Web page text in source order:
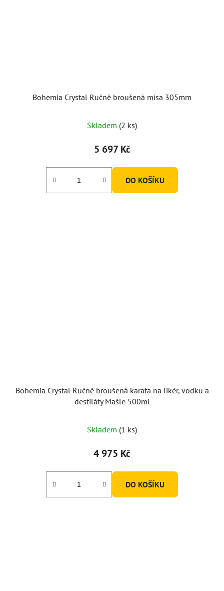
Bohemia Crystal Ručně broušená mísa 305mm
Skladem (2 ks)
5 697 Kč
DO KOŠÍKU
Bohemia Crystal Ručně broušená karafa na likér, vodku a
destiláty Mašle 500ml
Skladem (1 ks)
4 975 Kč
DO KOŠÍKU